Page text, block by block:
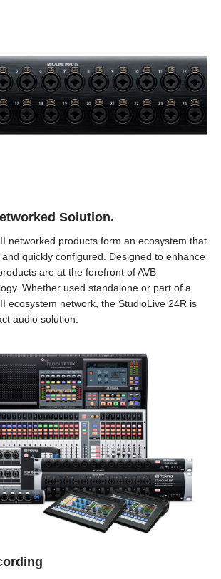
Solution.
networked products form an ecosystem that
quickly configured. Designed to enhance
are at the forefront of AVB
Whether used standalone or part of a
ecosystem network, the StudioLive 24R is
audio solution.